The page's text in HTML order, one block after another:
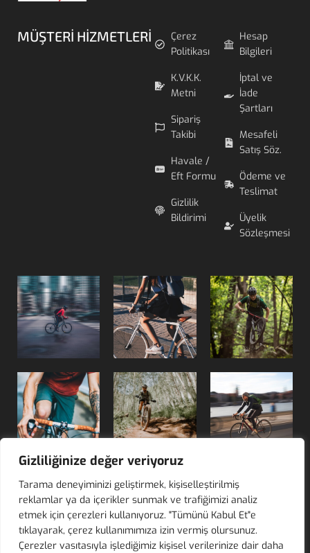
Gizliliğinize değer veriyoruz
Tarama deneyiminizi geliştirmek, kişiselleştirilmiş
reklamlar ya da içerikler sunmak ve trafiğimizi analiz
etmek için çerezleri kullanıyoruz. "Tümünü Kabul Et"e
tıklayarak, çerez kullanımımıza izin vermiş olursunuz.
Çerezler vasıtasıyla işlediğimiz kişisel verilerinize dair daha
MÜŞTERI HIZMETLERI
Çerez
Politikası
K.V.K.K.
Metni
Sipariş
Takibi
Havale /
Eft Formu
Gizlilik
Bildirimi
Hesap
Bilgileri
İptal ve
İade
Şartları
Mesafeli
Satış Söz.
Ödeme ve
Teslimat
Üyelik
Sözleşmesi
© 2025 Zafer Antmen Bike Store - Siste-MaWeb Tasarım
Tüm içerik "Zafer Antmen Bike Store"'a aittir. 5846 sayılı Fikir ve
Sanat Eserleri Kanunu gereğince izinsiz kopyalanamaz veya